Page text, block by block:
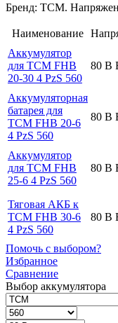
Бренд: TCM.
Наименование
Аккумулятор
для TCM FHB
20-30 4 PzS 560
80 В
Аккумуляторная
батарея для
TCM FHB 20-6
4 PzS 560
80 В
Аккумулятор
для TCM FHB
25-6 4 PzS 560
80 В
Тяговая АКБ к
TCM FHB 30-6
4 PzS 560
80 В
Помочь с выбором?
Избранное
Сравнение
Выбор аккумулятора